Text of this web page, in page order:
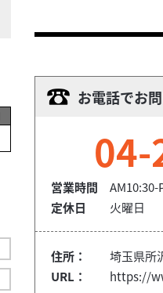
お電話でお
営業時間
AM10:30-
定休日
火曜日
住所：
埼玉県所
URL：
https://